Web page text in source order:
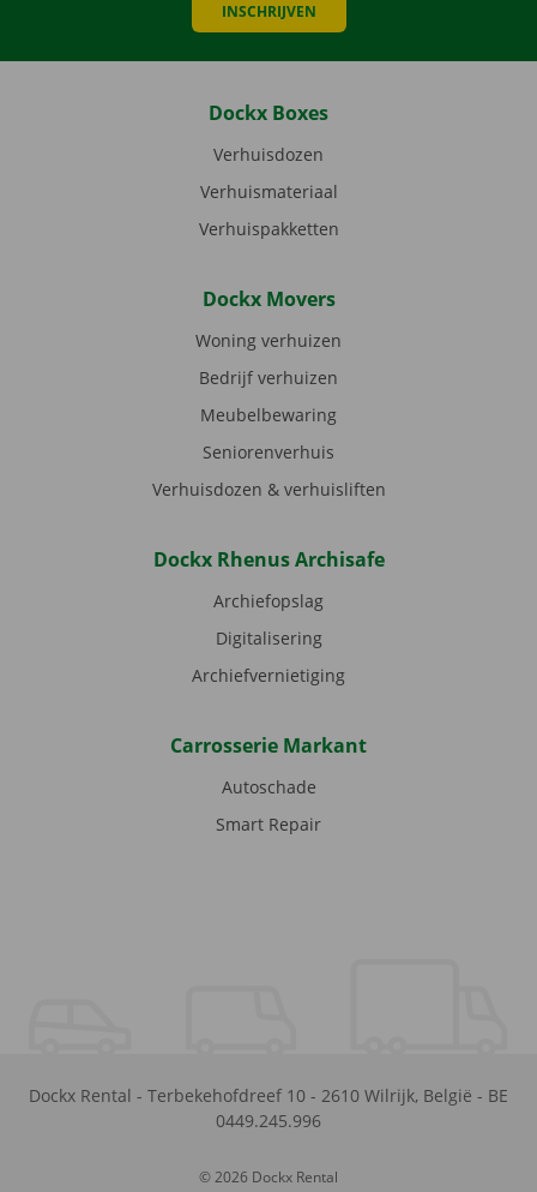
INSCHRIJVEN
Dockx Boxes
Verhuisdozen
Verhuismateriaal
Verhuispakketten
Dockx Movers
Woning verhuizen
Bedrijf verhuizen
Meubelbewaring
Seniorenverhuis
Verhuisdozen & verhuisliften
Dockx Rhenus Archisafe
Archiefopslag
Digitalisering
Archiefvernietiging
Carrosserie Markant
Autoschade
Smart Repair
Dockx Rental - Terbekehofdreef 10 - 2610 Wilrijk, België - BE
0449.245.996
© 2026 Dockx Rental